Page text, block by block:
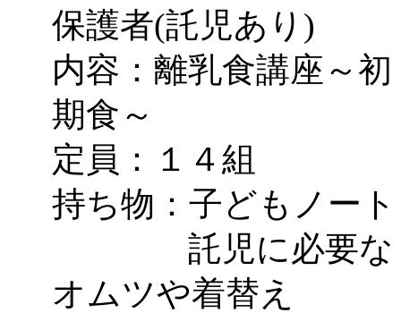
～」 受付期間：～
「子育て交流広場「
間：2026/08/10～
「赤ちゃん交流広場
間：2026/08/10～
「みなづる号乗車体
保護者(託児あり)
内容：離乳食講座～初
期食～
定員：１４組
持ち物：子どもノート
託児に必要な
オムツや着替え